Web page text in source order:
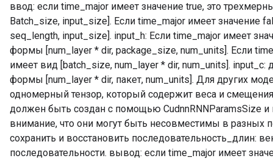
ввод: если time_major имеет значение true, это
Batch_size, input_size]. Если time_major имеет значение
seq_length, input_size]. input_h: Если time_major имеет
формы [num_layer * dir, package_size, num_units]. Если
имеет вид [batch_size, num_layer * dir, num_units].
формы [num_layer * dir, пакет, num_units]. Для других
одномерный тензор, который содержит веса и
должен быть создан с помощью CudnnRNNParamsSize и
внимание, что они могут быть несовместимы в разных
сохранить и восстановить последовательность_длин:
последовательности. вывод: если time_major имеет